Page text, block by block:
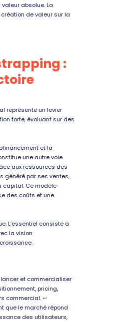
absolue. La
de valeur sur la
:
représente un levier
forte, évoluant sur des
et la
une autre voie
aux ressources des
généré par ses ventes,
capital. Ce modèle
des coûts et une
L’essentiel consiste à
la vision
et commercialiser
pricing,
commercial.↩︎
que le marché répond
des utilisateurs,